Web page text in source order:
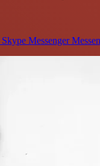
Skype Messenger